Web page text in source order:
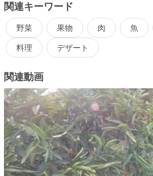
関連キーワード
野菜 果物 肉 魚
料理
デザート
関連動画